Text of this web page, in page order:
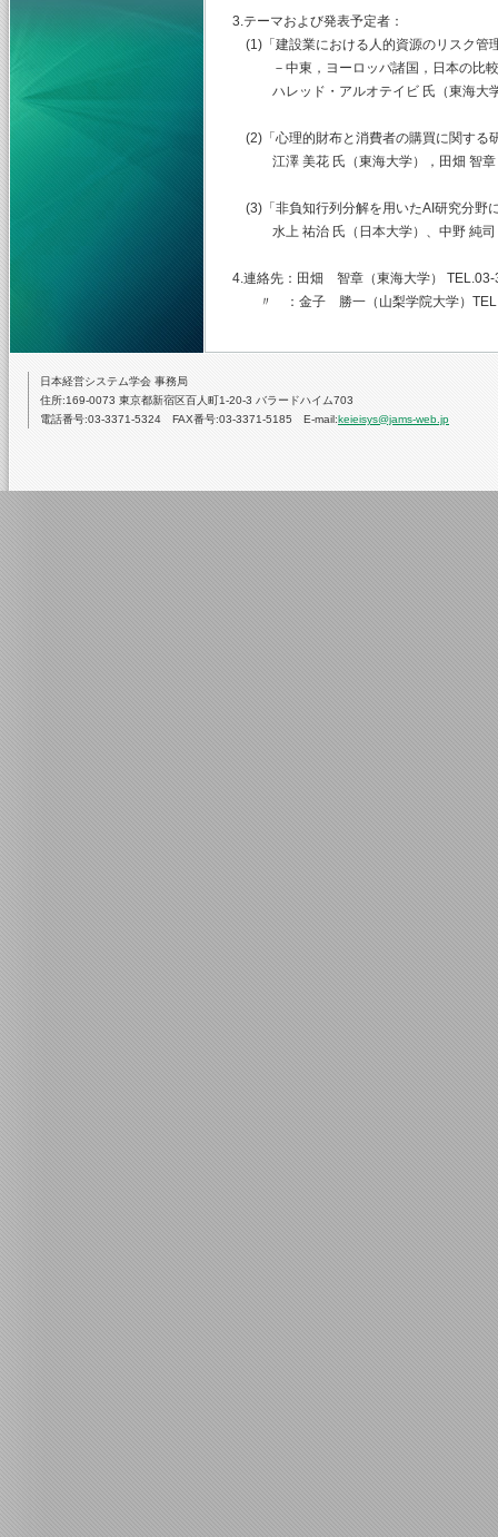
3.テーマおよび発表予定者：
(1)「建設業における人的資源のリスク管
－中東，ヨーロッパ諸国，日本の比
ハレッド・アルオテイビ 氏（東海大学
(2)「心理的財布と消費者の購買に関する
江澤 美花 氏（東海大学），田畑 智章
(3)「非負知行列分解を用いたAI研究分野
水上 祐治 氏（日本大学）、中野 純司
4.連絡先：田畑 智章（東海大学）
〃 ：金子 勝一（山梨学院大学）
日本経営システム学会 事務局
住所:169-0073 東京都新宿区百人町1-20-3 バラードハイム703
電話番号:03-3371-5324 FAX番号:03-3371-5185 E-mail:keieisys@jams-web.jp